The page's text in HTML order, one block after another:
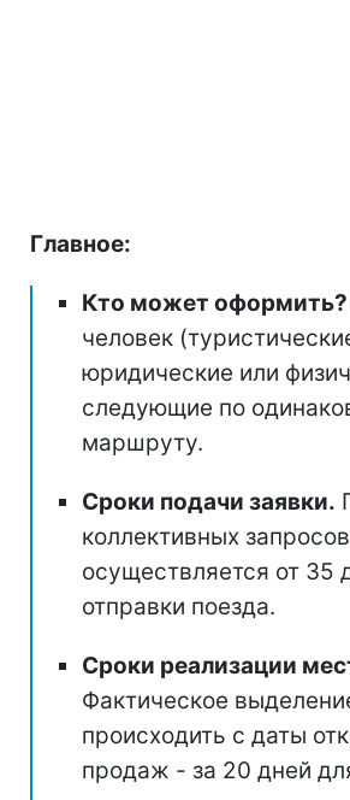
Главное:
Кто может оформить?
человек
юридические или
следующие по
маршруту.
Сроки подачи заявки.
коллективных запросов
осуществляется от 35
отправки поезда.
Сроки реализации
Фактическое
происходить с даты
продаж - за 20 дней